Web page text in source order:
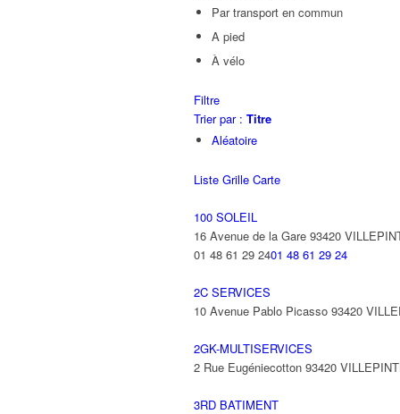
Par transport en commun
A pied
À vélo
Filtre
Trier par : Titre
Aléatoire
Liste Grille Carte
100 SOLEIL
16 Avenue de la Gare 93420
01 48 61 29 2401 48 61 29 24
2C SERVICES
10 Avenue Pablo Picasso 93420
2GK-MULTISERVICES
2 Rue Eugéniecotton 93420
3RD BATIMENT